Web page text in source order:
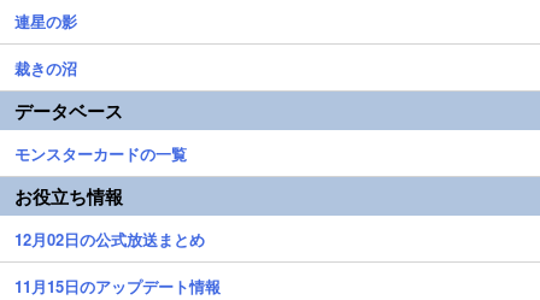
連星の影
裁きの沼
データベース
モンスターカードの一覧
お役立ち情報
12月02日の公式放送まとめ
11月15日のアップデート情報